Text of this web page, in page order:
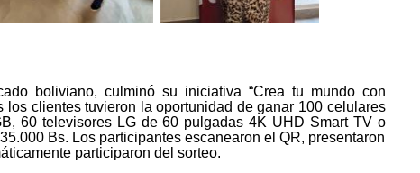
boliviano, culminó su iniciativa “Crea tu mundo con
los clientes tuvieron la oportunidad de ganar 100 celulares
60 televisores LG de 60 pulgadas 4K UHD Smart TV o
Bs. Los participantes escanearon el QR, presentaron
participaron del sorteo.